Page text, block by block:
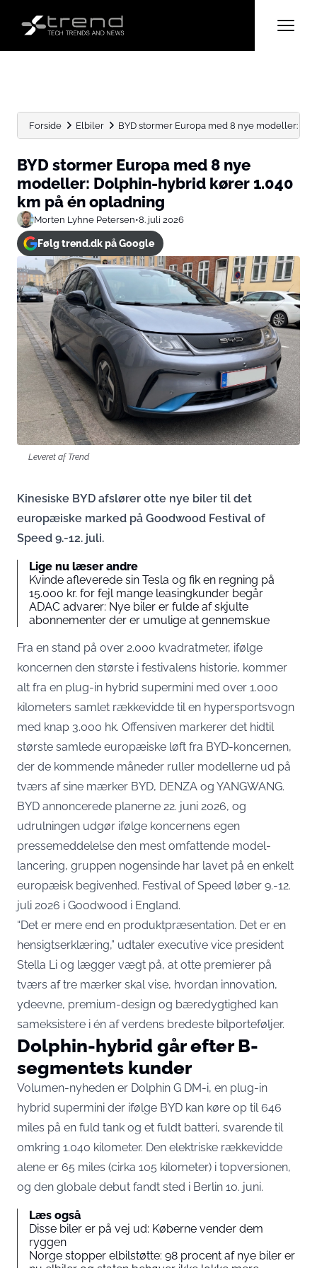
Forside Elbiler BYD stormer Europa med 8 nye modeller:
BYD stormer Europa med 8 nye
modeller: Dolphin-hybrid kører 1.040
km på én opladning
Morten Lyhne Petersen•8. juli 2026
Følg trend.dk på Google
Leveret af Trend
Kinesiske BYD afslører otte nye biler til det
europæiske marked på Goodwood Festival of
Speed 9.-12. juli.
Lige nu læser andre
Kvinde afleverede sin Tesla og fik en regning på
15.000 kr. for fejl mange leasingkunder begår
ADAC advarer: Nye biler er fulde af skjulte
abonnementer der er umulige at gennemskue
Fra en stand på over 2.000 kvadratmeter, ifølge
koncernen den største i festivalens historie, kommer
alt fra en plug-in hybrid supermini med over 1.000
kilometers samlet rækkevidde til en hypersportsvogn
med knap 3.000 hk. Offensiven markerer det hidtil
største samlede europæiske løft fra BYD-koncernen,
der de kommende måneder ruller modellerne ud på
tværs af sine mærker BYD, DENZA og YANGWANG.
BYD annoncerede planerne 22. juni 2026, og
udrulningen udgør ifølge koncernens egen
pressemeddelelse den mest omfattende model-
lancering, gruppen nogensinde har lavet på en enkelt
europæisk begivenhed. Festival of Speed løber 9.-12.
juli 2026 i Goodwood i England.
“Det er mere end en produktpræsentation. Det er en
hensigtserklæring,” udtaler executive vice president
Stella Li og lægger vægt på, at otte premierer på
tværs af tre mærker skal vise, hvordan innovation,
ydeevne, premium-design og bæredygtighed kan
sameksistere i én af verdens bredeste bilporteføljer.
Dolphin-hybrid går efter B-
segmentets kunder
Volumen-nyheden er Dolphin G DM-i, en plug-in
hybrid supermini der ifølge BYD kan køre op til 646
miles på en fuld tank og et fuldt batteri, svarende til
omkring 1.040 kilometer. Den elektriske rækkevidde
alene er 65 miles (cirka 105 kilometer) i topversionen,
og den globale debut fandt sted i Berlin 10. juni.
Læs også
Disse biler er på vej ud: Køberne vender dem
ryggen
Norge stopper elbilstøtte: 98 procent af nye biler er